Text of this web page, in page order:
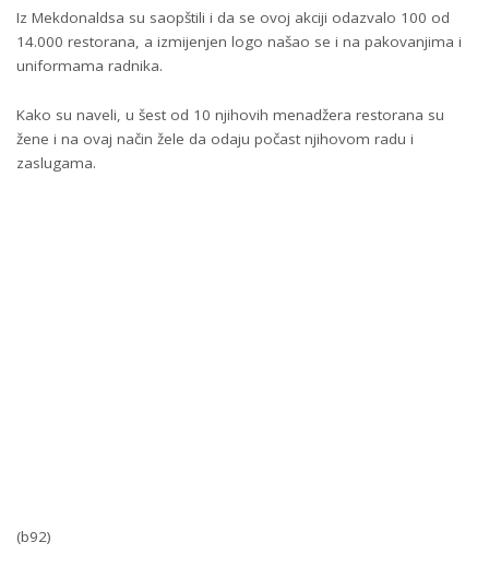
Iz Mekdonaldsa su saopštili i da se ovoj akciji odazvalo 100 od
14.000 restorana, a izmijenjen logo našao se i na pakovanjima i
uniformama radnika.
Kako su naveli, u šest od 10 njihovih menadžera restorana su
žene i na ovaj način žele da odaju počast njihovom radu i
zaslugama.
(b92)